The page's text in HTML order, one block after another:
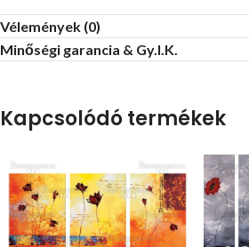
Vélemények (0)
Minőségi garancia & Gy.I.K.
Kapcsolódó termékek